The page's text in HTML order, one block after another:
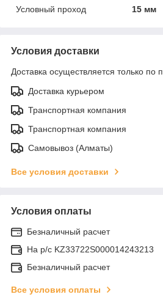
Условный проход
15 мм
Условия доставки
Доставка осуществляется только по
Доставка курьером
Транспортная компания
Транспортная компания
Самовывоз (Алматы)
Все условия доставки
Условия оплаты
Безналичный расчет
На р/c KZ33722S000014243213
Безналичный расчет
Все условия оплаты